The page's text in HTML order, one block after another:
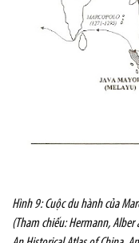
Hình 9: Cuộc du hành của
(Tham chiếu: Hermann,